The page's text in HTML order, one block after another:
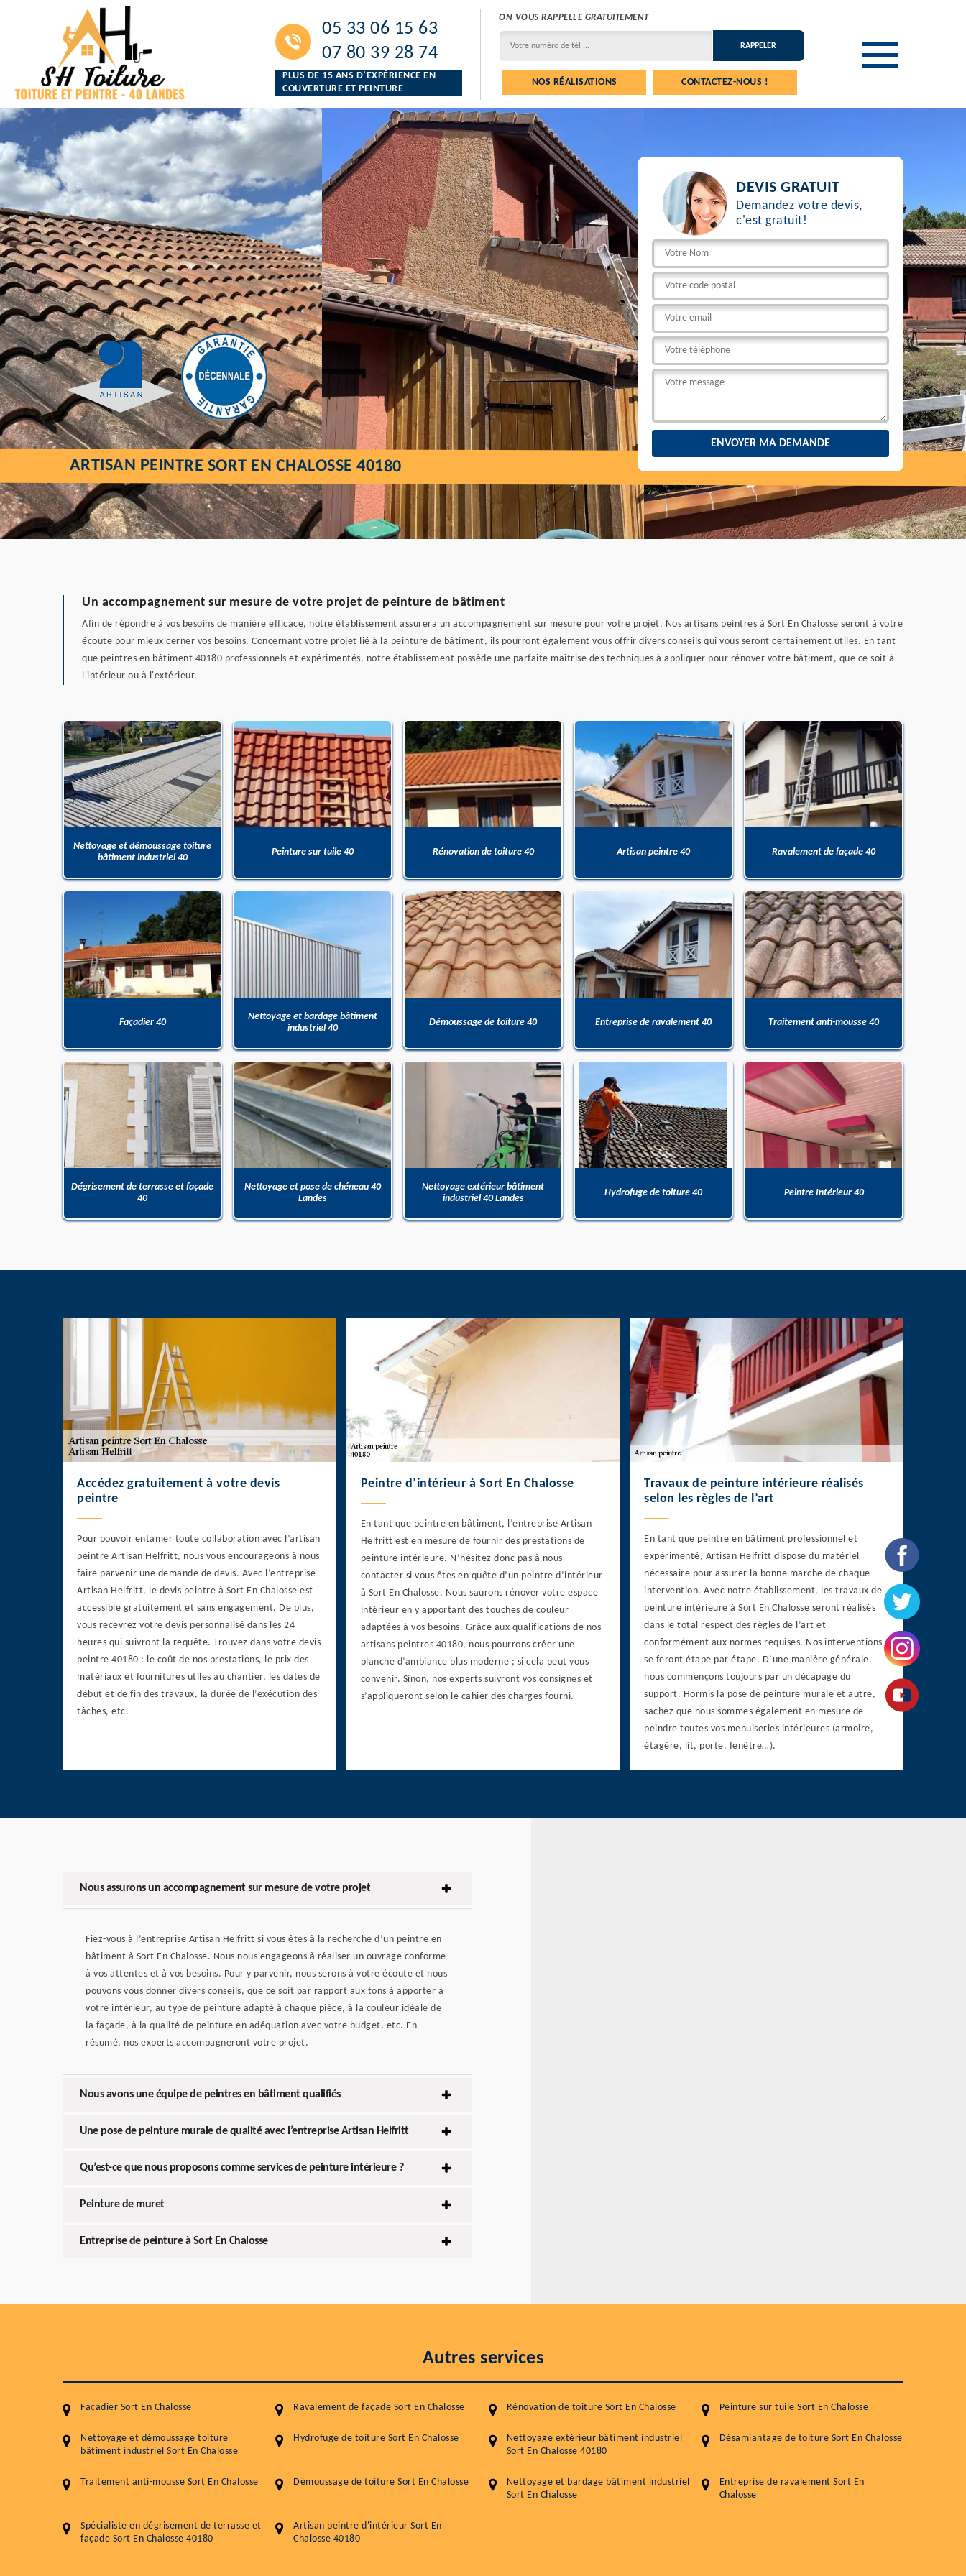
05 33 06 15 63
07 80 39 28 74
PLUS DE 15 ANS D’EXPÉRIENCE EN
COUVERTURE ET PEINTURE
ON VOUS RAPPELLE GRATUITEMENT
NOS RÉALISATIONS CONTACTEZ-NOUS !
DEVIS GRATUIT
Demandez votre devis,
c'est gratuit!
ARTISAN PEINTRE SORT EN CHALOSSE 40180
Un accompagnement sur mesure de votre projet de peinture de bâtiment
Afin de répondre à vos besoins de manière efficace, notre établissement assurera un accompagnement sur mesure pour votre projet. Nos artisans peintres à Sort En Chalosse seront à votre
écoute pour mieux cerner vos besoins. Concernant votre projet lié à la peinture de bâtiment, ils pourront également vous offrir divers conseils qui vous seront certainement utiles. En tant
que peintres en bâtiment 40180 professionnels et expérimentés, notre établissement possède une parfaite maîtrise des techniques à appliquer pour rénover votre bâtiment, que ce soit à
l'intérieur ou à l'extérieur.
Nettoyage et démoussage toiture
bâtiment industriel 40
Peinture sur tuile 40 Rénovation de toiture 40 Artisan peintre 40 Ravalement de façade 40
Façadier 40
Nettoyage et bardage bâtiment
industriel 40
Démoussage de toiture 40 Entreprise de ravalement 40 Traitement anti-mousse 40
Dégrisement de terrasse et façade
40
Nettoyage et pose de chéneau 40
Landes
Nettoyage extérieur bâtiment
industriel 40 Landes
Hydrofuge de toiture 40 Peintre Intérieur 40
Accédez gratuitement à votre devis
peintre
Pour pouvoir entamer toute collaboration avec l’artisan
peintre Artisan Helfritt, nous vous encourageons à nous
faire parvenir une demande de devis. Avec l’entreprise
Artisan Helfritt, le devis peintre à Sort En Chalosse est
accessible gratuitement et sans engagement. De plus,
vous recevrez votre devis personnalisé dans les 24
heures qui suivront la requête. Trouvez dans votre devis
peintre 40180 : le coût de nos prestations, le prix des
matériaux et fournitures utiles au chantier, les dates de
début et de fin des travaux, la durée de l’exécution des
tâches, etc.
Peintre d’intérieur à Sort En Chalosse
En tant que peintre en bâtiment, l’entreprise Artisan
Helfritt est en mesure de fournir des prestations de
peinture intérieure. N’hésitez donc pas à nous
contacter si vous êtes en quête d’un peintre d’intérieur
à Sort En Chalosse. Nous saurons rénover votre espace
intérieur en y apportant des touches de couleur
adaptées à vos besoins. Grâce aux qualifications de nos
artisans peintres 40180, nous pourrons créer une
planche d’ambiance plus moderne ; si cela peut vous
convenir. Sinon, nos experts suivront vos consignes et
s’appliqueront selon le cahier des charges fourni.
Travaux de peinture intérieure réalisés
selon les règles de l’art
En tant que peintre en bâtiment professionnel et
expérimenté, Artisan Helfritt dispose du matériel
nécessaire pour assurer la bonne marche de chaque
intervention. Avec notre établissement, les travaux de
peinture intérieure à Sort En Chalosse seront réalisés
dans le total respect des règles de l’art et
conformément aux normes requises. Nos interventions
se feront étape par étape. D’une manière générale,
nous commençons toujours par un décapage du
support. Hormis la pose de peinture murale et autre,
sachez que nous sommes également en mesure de
peindre toutes vos menuiseries intérieures (armoire,
étagère, lit, porte, fenêtre…).
Nous assurons un accompagnement sur mesure de votre projet
Fiez-vous à l’entreprise Artisan Helfritt si vous êtes à la recherche d’un peintre en
bâtiment à Sort En Chalosse. Nous nous engageons à réaliser un ouvrage conforme
à vos attentes et à vos besoins. Pour y parvenir, nous serons à votre écoute et nous
pouvons vous donner divers conseils, que ce soit par rapport aux tons à apporter à
votre intérieur, au type de peinture adapté à chaque pièce, à la couleur idéale de
la façade, à la qualité de peinture en adéquation avec votre budget, etc. En
résumé, nos experts accompagneront votre projet.
Nous avons une équipe de peintres en bâtiment qualifiés
Une pose de peinture murale de qualité avec l’entreprise Artisan Helfritt
Qu’est-ce que nous proposons comme services de peinture intérieure ?
Peinture de muret
Entreprise de peinture à Sort En Chalosse
Autres services
Façadier Sort En Chalosse Ravalement de façade Sort En Chalosse Rénovation de toiture Sort En Chalosse Peinture sur tuile Sort En Chalosse
Nettoyage et démoussage toiture
bâtiment industriel Sort En Chalosse
Hydrofuge de toiture Sort En Chalosse
Nettoyage extérieur bâtiment industriel
Sort En Chalosse 40180
Désamiantage de toiture Sort En Chalosse
Traitement anti-mousse Sort En Chalosse Démoussage de toiture Sort En Chalosse
Nettoyage et bardage bâtiment industriel
Sort En Chalosse
Entreprise de ravalement Sort En
Chalosse
Spécialiste en dégrisement de terrasse et
façade Sort En Chalosse 40180
Artisan peintre d'intérieur Sort En
Chalosse 40180
Matériaux de qualité
76 chemin de la Source 40180